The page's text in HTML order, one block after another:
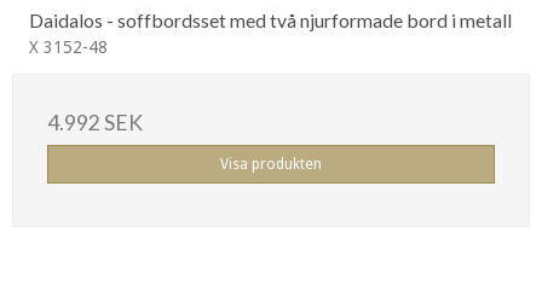
Daidalos - soffbordsset med två njurformade bord i metall
X 3152-48
4.992 SEK
Visa produkten